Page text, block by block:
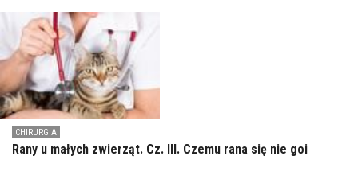
CHIRURGIA
Rany u małych zwierząt. Cz. III. Czemu rana się nie goi